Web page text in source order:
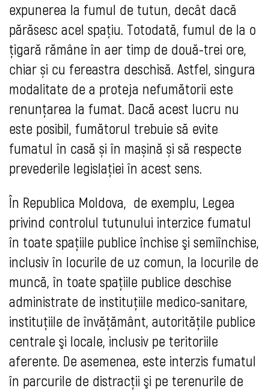
expunerea la fumul de tutun, decât dacă
părăsesc acel spațiu. Totodată, fumul de la o
țigară rămâne în aer timp de două-trei ore,
chiar și cu fereastra deschisă. Astfel, singura
modalitate de a proteja nefumătorii este
renunțarea la fumat. Dacă acest lucru nu
este posibil, fumătorul trebuie să evite
fumatul în casă și în mașină și să respecte
prevederile legislației în acest sens.
În Republica Moldova, de exemplu, Legea
privind controlul tutunului interzice fumatul
în toate spațiile publice închise şi semiînchise,
inclusiv în locurile de uz comun, la locurile de
muncă, în toate spațiile publice deschise
administrate de instituţiile medico-sanitare,
instituțiile de învățământ, autorităţile publice
centrale şi locale, inclusiv pe teritoriile
aferente. De asemenea, este interzis fumatul
în parcurile de distracții şi pe terenurile de